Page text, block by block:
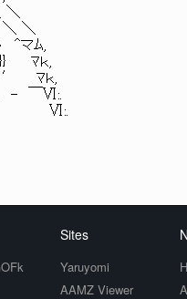
＼
マﾑ,
ﾏｋ,
ﾏｋ,
Ⅵ:.
Ⅵ:.
Sites
Yaruyomi
AAMZ Viewer